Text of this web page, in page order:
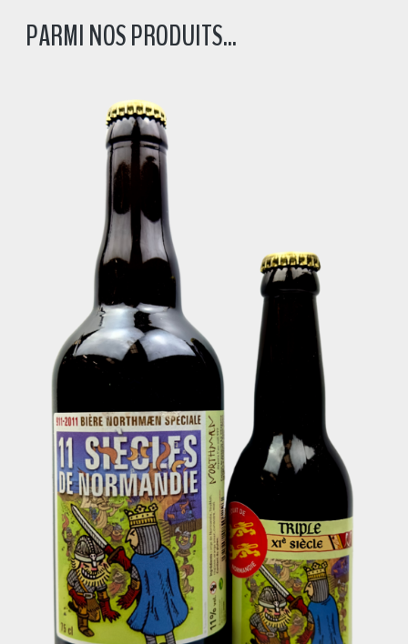
PARMI NOS PRODUITS...